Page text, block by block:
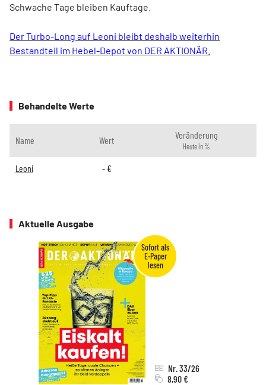
Schwache Tage bleiben Kauftage.
Der Turbo-Long auf Leoni bleibt deshalb weiterhin
Bestandteil im Hebel-Depot von DER AKTIONÄR.
Behandelte Werte
Name Wert Veränderung
Heute in %
Leoni -€
Aktuelle Ausgabe
Nr. 33/26
8,90 €